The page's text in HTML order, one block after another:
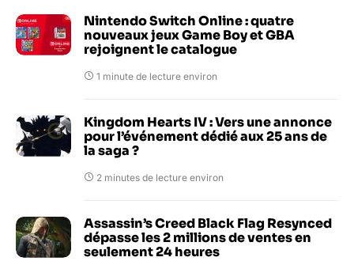
Nintendo Switch Online : quatre
nouveaux jeux Game Boy et GBA
rejoignent le catalogue
1 minute de lecture environ
Kingdom Hearts IV : Vers une annonce
pour l’événement dédié aux 25 ans de
la saga ?
2 minutes de lecture environ
Assassin’s Creed Black Flag Resynced
dépasse les 2 millions de ventes en
seulement 24 heures